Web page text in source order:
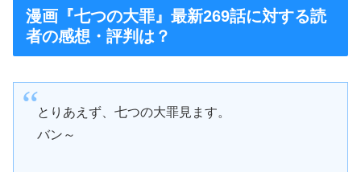
漫画『七つの大罪』最新269話に対する読
者の感想・評判は？
とりあえず、七つの大罪見ます。
バン～